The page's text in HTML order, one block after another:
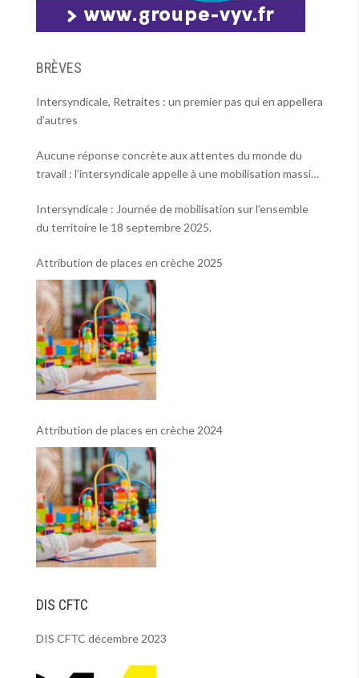
BRÈVES
Intersyndicale, Retraites : un premier pas qui en appellera
d’autres
Aucune réponse concrète aux attentes du monde du
travail : l’intersyndicale appelle à une mobilisation massive
Intersyndicale : Journée de mobilisation sur l’ensemble
du territoire le 18 septembre 2025.
Attribution de places en crèche 2025
Attribution de places en crèche 2024
DIS CFTC
DIS CFTC décembre 2023